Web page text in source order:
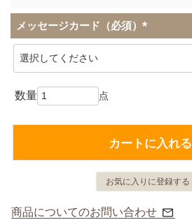
メッセージカード（必須）
(
カートに入れる
お気に入りに登録する
商品についてのお問い合わせ